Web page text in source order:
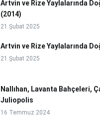
Artvin ve Rize Yaylalarında
(2014)
21 Şubat 2025
Artvin ve Rize Yaylalarında
21 Şubat 2025
Nallıhan, Lavanta Bahçeleri,
Juliopolis
16 Temmuz 2024